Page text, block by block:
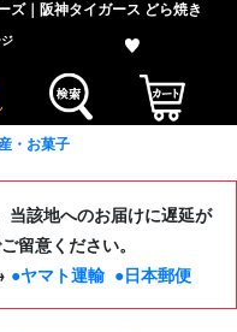
ズ｜阪神タイガース どら焼き
・お菓子
当該地へのお届けに遅延が
留意ください。
●ヤマト運輸 ●日本郵便